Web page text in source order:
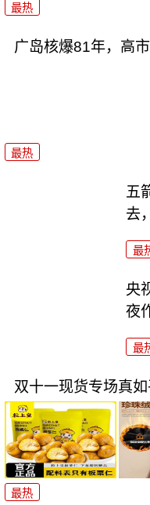
最热
广岛核爆81年，高
最热
五
去
最
央
夜
最
双十一现货专场真
最热